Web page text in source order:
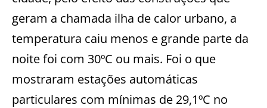
geram a chamada ilha de calor urbano, a
temperatura caiu menos e grande parte da
noite foi com 30ºC ou mais. Foi o que
mostraram estações automáticas
particulares com mínimas de 29,1ºC no